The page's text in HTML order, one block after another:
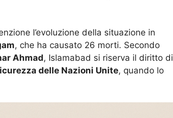
l’evoluzione della situazione in
, che ha causato 26 morti. Secondo
Ahmad, Islamabad si riserva il diritto di
delle Nazioni Unite, quando lo